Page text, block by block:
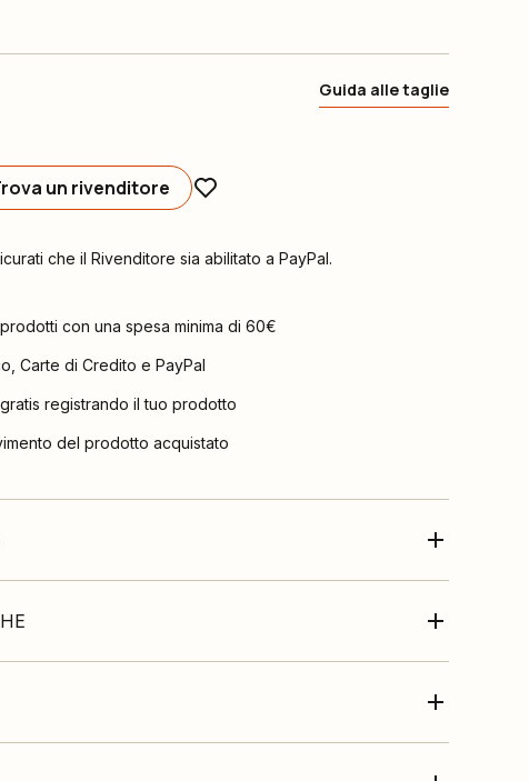
Guida alle taglie
un rivenditore
che il Rivenditore sia abilitato a PayPal.
con una spesa minima di 60€
Carte di Credito e PayPal
registrando il tuo prodotto
del prodotto acquistato